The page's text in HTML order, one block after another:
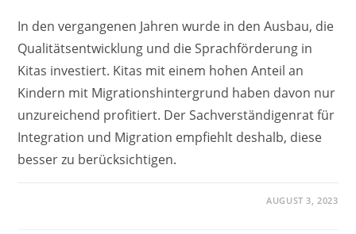
In den vergangenen Jahren wurde in den Ausbau, die
Qualitätsentwicklung und die Sprachförderung in
Kitas investiert. Kitas mit einem hohen Anteil an
Kindern mit Migrationshintergrund haben davon nur
unzureichend profitiert. Der Sachverständigenrat für
Integration und Migration empfiehlt deshalb, diese
besser zu berücksichtigen.
AUGUST 3, 2023